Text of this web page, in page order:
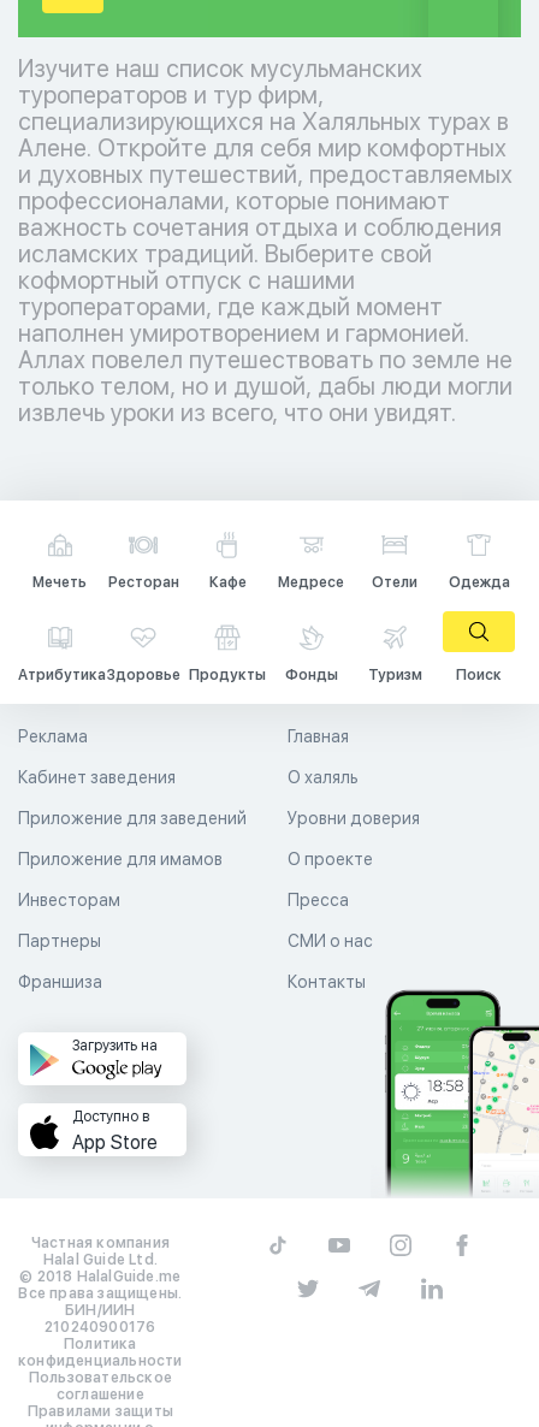
Изучите наш список мусульманских
туроператоров и тур фирм,
специализирующихся на Халяльных турах в
Алене. Откройте для себя мир комфортных
и духовных путешествий, предоставляемых
профессионалами, которые понимают
важность сочетания отдыха и соблюдения
исламских традиций. Выберите свой
кофмортный отпуск с нашими
туроператорами, где каждый момент
наполнен умиротворением и гармонией.
Аллах повелел путешествовать по земле не
только телом, но и душой, дабы люди могли
извлечь уроки из всего, что они увидят.
Мечеть Ресторан Кафе Медресе Отели Одежда
АтрибутикаЗдоровье Продукты Фонды Туризм Поиск
Главная
О халяль
Уровни доверия
Реклама
Кабинет заведения
Приложение для заведений
Приложение для имамов О проекте
Пресса
СМИ о нас
Контакты
Инвесторам
Партнеры
Франшиза
Загрузить на
Доступно в
App Store
Частная компания
Halal Guide Ltd.
© 2018 HalalGuide.me
Все права защищены.
БИН/ИИН
210240900176
Политика
конфиденциальности
Пользовательское
соглашение
Правилами защиты